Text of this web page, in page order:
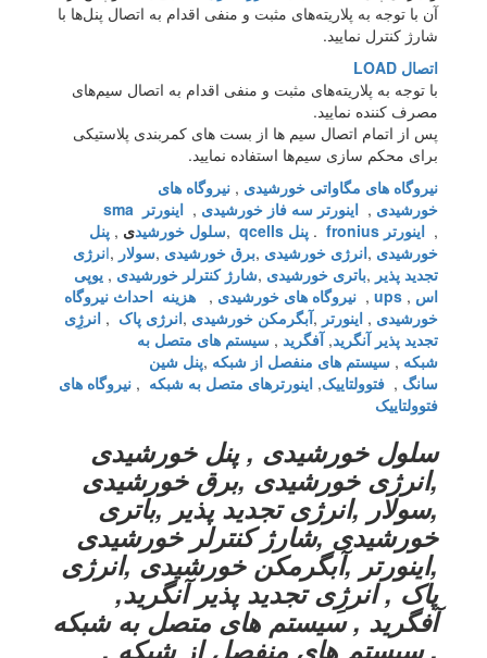
آن با توجه به پلاریته‌های مثبت و منفی اقدام به اتصال پنل‌ها با
شارژ کنترل نمایید.
اتصال LOAD
با توجه به پلاریته‌های مثبت و منفی اقدام به اتصال سیم‌های
مصرف کننده نمایید.
پس از اتمام اتصال سیم ها از بست های کمربندی پلاستیکی
برای محکم سازی سیم‌ها استفاده نمایید.
نیروگاه های مگاواتی خورشیدی , نیروگاه های
خورشیدی , اینورتر سه فاز خورشیدی , اینورتر sma
, اینورتر . پنل ,سلول خورشیدی , پنل
خورشیدی ,انرژی خورشیدی ,برق خورشیدی ,سولار ,انرژی
تجدید پذیر ,باتری خورشیدی ,شارژ کنترلر خورشیدی , یوپی
اس ,
ups
, نیروگاه های خورشیدی , هزینه احداث نیروگاه
خورشیدی , اینورتر ,آبگرمکن خورشیدی ,انرژی پاک , انرژِی
تجدید پذیر آنگرید,آفگرید , سیستم های متصل به
شبکه , سیستم های منفصل از شبکه ,پنل شین
سانگ , فتوولتاییک, اینورترهای متصل به شبکه , نیروگاه های
فتوولتاییک
سلول خورشیدی , پنل خورشیدی
,انرژی خورشیدی ,برق خورشیدی
,سولار ,انرژی تجدید پذیر ,باتری
خورشیدی ,شارژ کنترلر خورشیدی
,اینورتر ,آبگرمکن خورشیدی ,انرژی
پاک , انرژِی تجدید پذیر آنگرید,
آفگرید , سیستم های متصل به شبکه
, سیستم های منفصل از شبکه ,